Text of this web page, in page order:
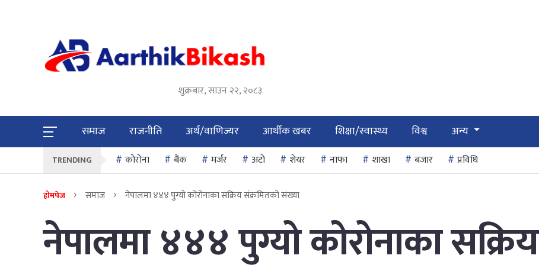
शुक्रबार, साउन २२, २०८३
समाज राजनीति अर्थ/वाणिज्यर आर्थीक खबर शिक्षा/स्वास्थ्य विश्व अन्य
TRENDING कोरोना बैंक मर्जर अटो शेयर नाफा शाखा बजार प्रविधि
होमपेज समाज नेपालमा ४४४ पुग्यो कोरोनाका सक्रिय संक्रमितको संख्या
नेपालमा ४४४ पुग्यो कोरोनाका सक्रिय